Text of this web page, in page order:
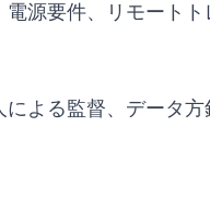
源要件、リモート
よる監督、データ